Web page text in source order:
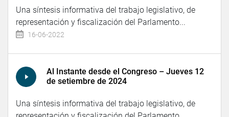
Una síntesis informativa del trabajo legislativo, de
representación y fiscalización del Parlamento...
16-06-2022
Al Instante desde el Congreso – Jueves 12
de setiembre de 2024
Una síntesis informativa del trabajo legislativo, de